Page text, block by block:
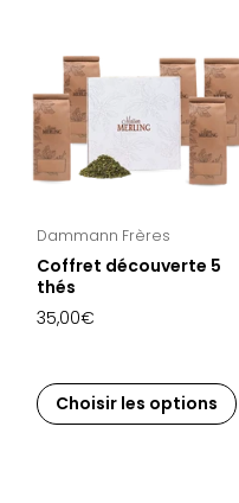
Dammann Frères
Coffret découverte 5
thés
35,00€
Choisir les options